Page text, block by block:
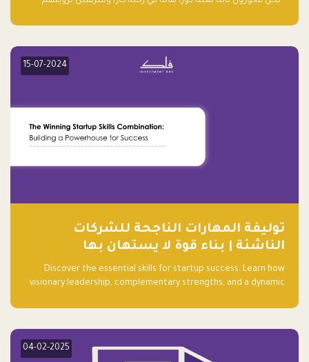
جيدًا لكوكبنا فحسب، بل إنه جيد أيضًا للأعمال”.
15-07-2024
توليفة المهارات الناجحة للشركات
الناشئة | بناء قوة لا يستهان بها
Discover the essential skills for startup success. Learn how
visionary leadership, complementary strengths, and a dynamic
elevate your startup! Follow us @FalakHub
04-02-2025